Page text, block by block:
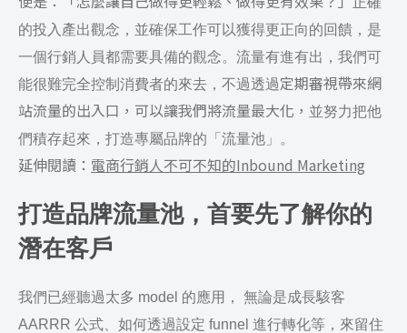
的投入產出觀念，並確保工作可以獲得更正向的回饋，是
一個行銷人員都需要具備的觀念。 流量有進有出，我們可
能很難完全控制消費者的來去，不過透過定期審視帶來網
站流量的出入口，可以讓我們將流量最大化， 並努力把他
們積存起來，打造專屬品牌的「流量池」。
延伸閱讀： 電商行銷人不可不知的Inbound Marketing
打造品牌流量池，首要先了解你的
潛在客戶
我們已經聽過太多 model 的應用， 無論是成長駭客
AARRR 公式、如何透過設定 funnel 進行轉化等，來留住